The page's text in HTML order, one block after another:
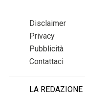
Disclaimer
Privacy
Pubblicità
Contattaci
LA REDAZIONE